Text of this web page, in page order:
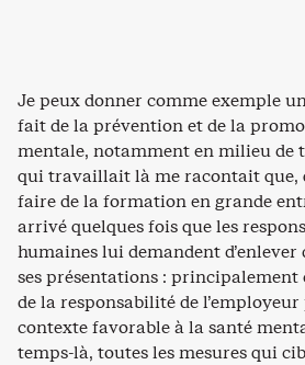
Je peux donner comme exemple
fait de la prévention et de la
mentale, notamment en milieu de
qui travaillait là me racontait que,
faire de la formation en grande
arrivé quelques fois que les
humaines lui demandent d’enlever
ses présentations :
de la responsabilité de
contexte favorable à la santé
temps-là, toutes les mesures qui